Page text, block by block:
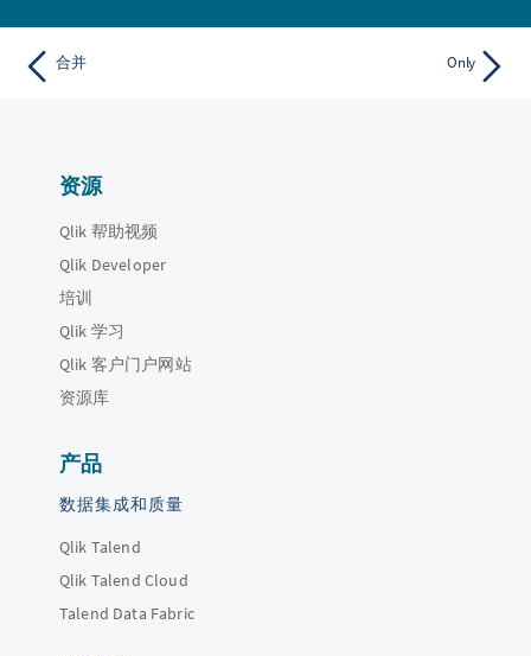
合并 Only
资源
Qlik 帮助视频
Qlik Developer
培训
Qlik 学习
Qlik 客户门户网站
资源库
产品
数据集成和质量
Qlik Talend
Qlik Talend Cloud
Talend Data Fabric